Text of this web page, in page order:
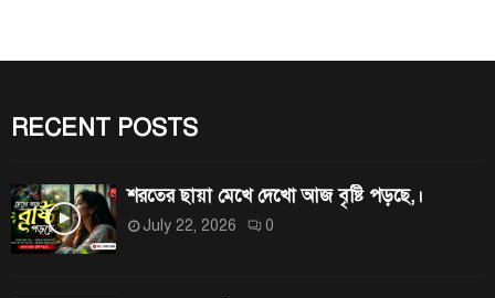
f
r
:
RECENT POSTS
শরতের ছায়া মেখে দেখো আজ বৃষ্টি পড়ছে,।
July 22, 2026 0